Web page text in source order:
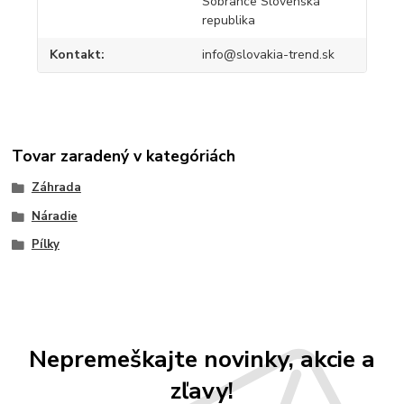
republika
Kontakt info@slovakia-trend.sk
Tovar zaradený v kategóriách
Záhrada
Náradie
Pílky
Nepremeškajte novinky, akcie a
zľavy!